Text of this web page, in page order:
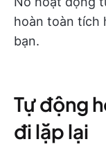
hoàn toàn tích
bạn.
Tự động
đi lặp lại